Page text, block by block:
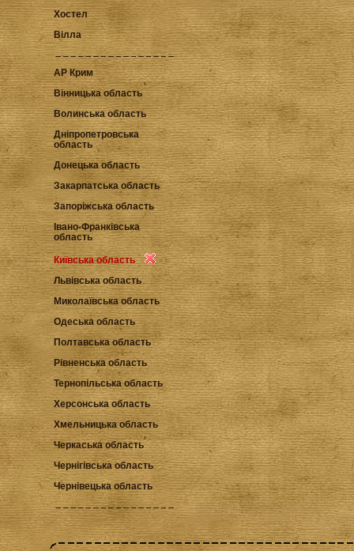
Хостел
Вілла
АР Крим
Вінницька область
Волинська область
Дніпропетровська
область
Донецька область
Закарпатська область
Запоріжська область
Івано-Франківська
область
Київська область
Львівська область
Миколаївська область
Одеська область
Полтавська область
Рівненська область
Тернопільська область
Херсонська область
Хмельницька область
Черкаська область
Чернігівська область
Чернівецька область